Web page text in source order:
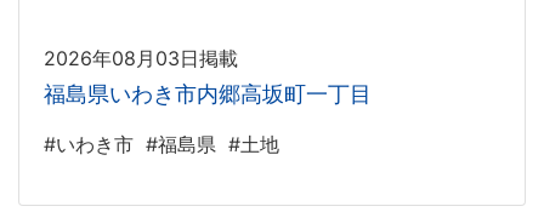
2026年08月03日掲載
福島県いわき市内郷高坂町一丁目
#いわき市 #福島県 #土地